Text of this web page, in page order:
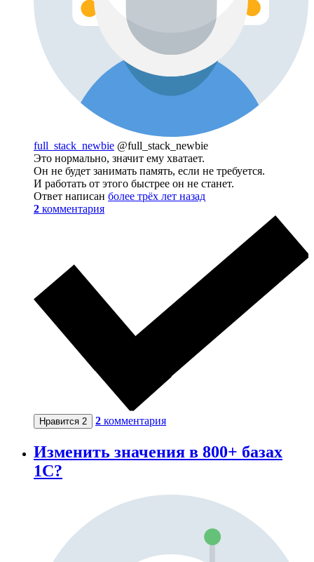
full_stack_newbie @full_stack_newbie
Это нормально, значит ему хватает.
Он не будет занимать память, если не требуется.
И работать от этого быстрее он не станет.
Ответ написан более трёх лет назад
2 комментария
Нравится 2 2 комментария
Изменить значения в 800+ базах
1С?